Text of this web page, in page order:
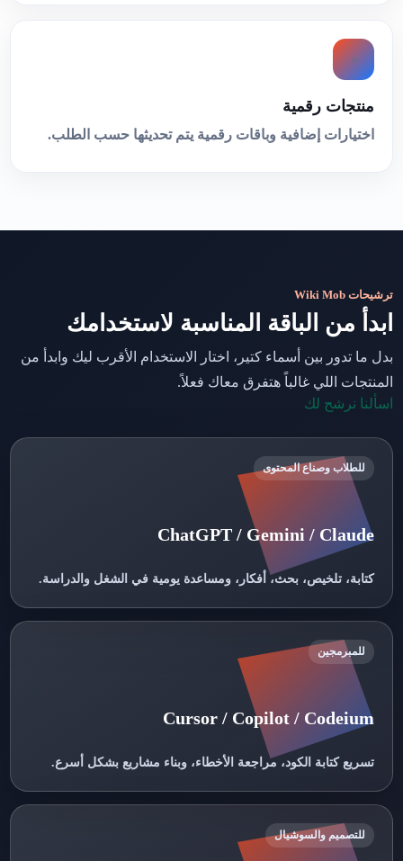
+
منتجات رقمية
اختيارات إضافية وباقات رقمية يتم تحديثها حسب الطلب.
ترشيحات Wiki Mob
ابدأ من الباقة المناسبة لاستخدامك
بدل ما تدور بين أسماء كتير، اختار الاستخدام الأقرب ليك وابدأ من
المنتجات اللي غالباً هتفرق معاك فعلاً.
اسألنا نرشح لك
للطلاب وصناع المحتوى
ChatGPT / Gemini / Claude
كتابة، تلخيص، بحث، أفكار، ومساعدة يومية في الشغل والدراسة.
للمبرمجين
Cursor / Copilot / Codeium
تسريع كتابة الكود، مراجعة الأخطاء، وبناء مشاريع بشكل أسرع.
للتصميم والسوشيال